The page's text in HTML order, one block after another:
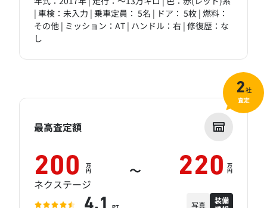
| 車検：未入力 | 乗車定員： 5名 | ドア： 5枚 | 燃料：
その他 | ミッション：AT | ハンドル：右 | 修復歴：な
し
最高査定額
200 万
円 ～ 220 万
円
ネクステージ
写真
装備
2社
査定